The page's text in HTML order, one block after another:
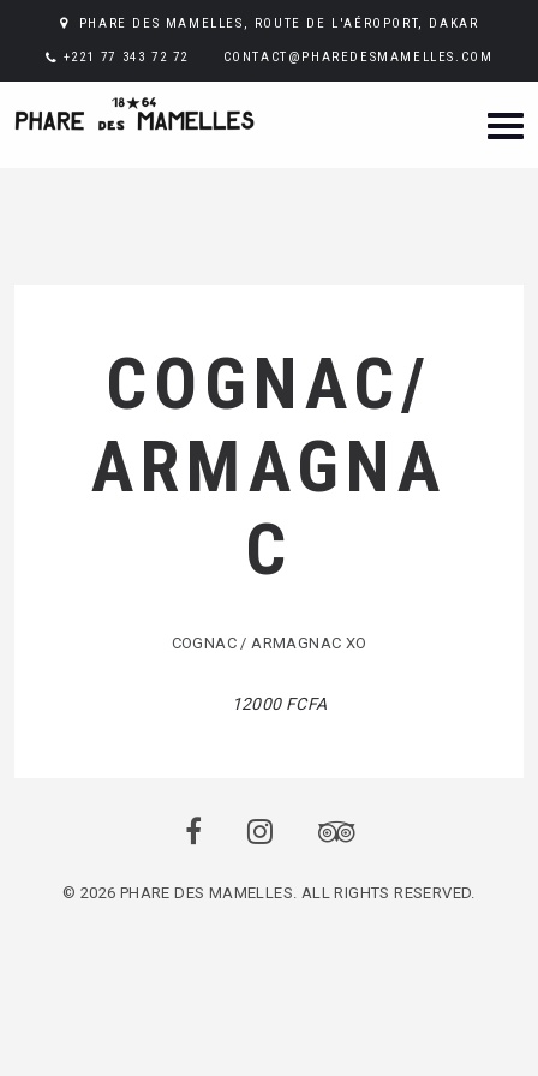
PHARE DES MAMELLES, ROUTE DE L'AÉROPORT, DAKAR
+221 77 343 72 72 CONTACT@PHAREDESMAMELLES.COM
COGNAC/
ARMAGNA
C
COGNAC / ARMAGNAC XO
12000 FCFA
© 2026 PHARE DES MAMELLES. ALL RIGHTS RESERVED.